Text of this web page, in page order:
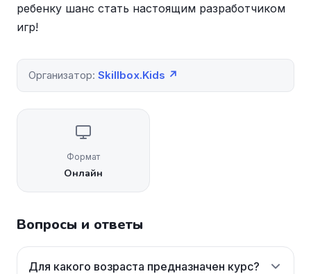
ребенку шанс стать настоящим разработчиком
игр!
Организатор: Skillbox.Kids ↗
Формат
Онлайн
Вопросы и ответы
Для какого возраста предназначен курс?